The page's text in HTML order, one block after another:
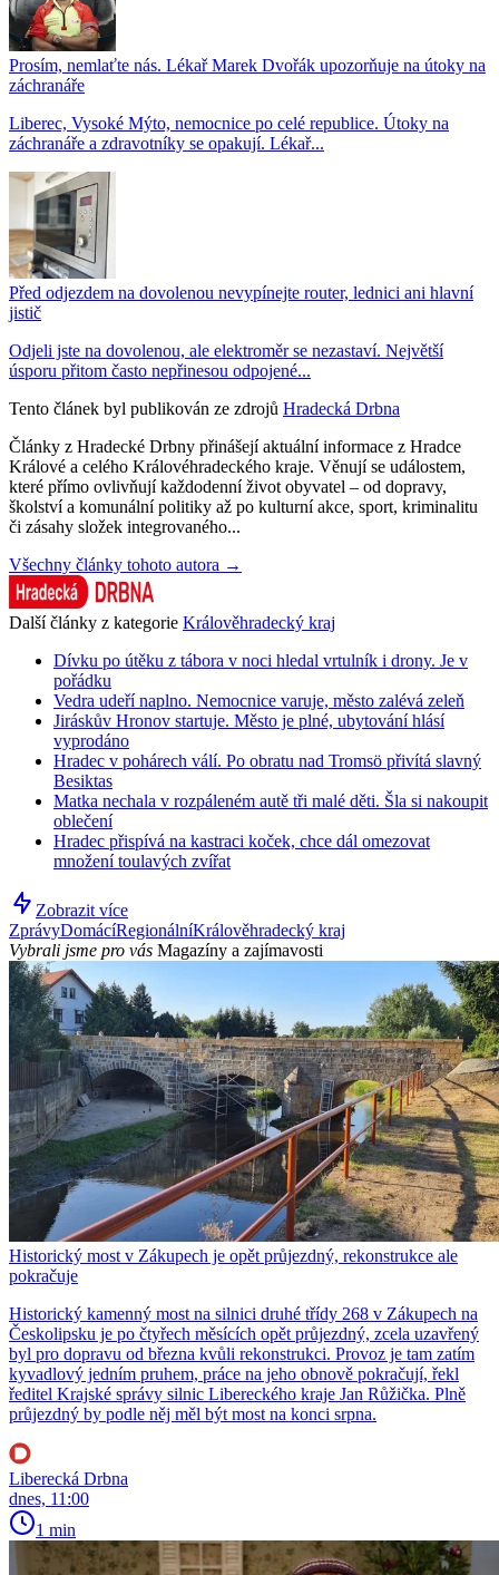
Prosím, nemlaťte nás. Lékař Marek Dvořák upozorňuje na útoky na
záchranáře
Liberec, Vysoké Mýto, nemocnice po celé republice. Útoky na
záchranáře a zdravotníky se opakují. Lékař...
Před odjezdem na dovolenou nevypínejte router, lednici ani hlavní
jistič
Odjeli jste na dovolenou, ale elektroměr se nezastaví. Největší
úsporu přitom často nepřinesou odpojené...
Tento článek byl publikován ze zdrojů Hradecká Drbna
Články z Hradecké Drbny přinášejí aktuální informace z Hradce
Králové a celého Královéhradeckého kraje. Věnují se událostem,
které přímo ovlivňují každodenní život obyvatel – od dopravy,
školství a komunální politiky až po kulturní akce, sport, kriminalitu
či zásahy složek integrovaného...
Všechny články tohoto autora →
Další články z kategorie Králověhradecký kraj
Dívku po útěku z tábora v noci hledal vrtulník i drony. Je v
pořádku
Vedra udeří naplno. Nemocnice varuje, město zalévá zeleň
Jiráskův Hronov startuje. Město je plné, ubytování hlásí
vyprodáno
Hradec v pohárech válí. Po obratu nad Tromsö přivítá slavný
Besiktas
Matka nechala v rozpáleném autě tři malé děti. Šla si nakoupit
oblečení
Hradec přispívá na kastraci koček, chce dál omezovat
množení toulavých zvířat
Zobrazit více
ZprávyDomácíRegionálníKrálověhradecký kraj
Vybrali jsme pro vás Magazíny a zajímavosti
Historický most v Zákupech je opět průjezdný, rekonstrukce ale
pokračuje
Historický kamenný most na silnici druhé třídy 268 v Zákupech na
Českolipsku je po čtyřech měsících opět průjezdný, zcela uzavřený
byl pro dopravu od března kvůli rekonstrukci. Provoz je tam zatím
kyvadlový jedním pruhem, práce na jeho obnově pokračují, řekl
ředitel Krajské správy silnic Libereckého kraje Jan Růžička. Plně
průjezdný by podle něj měl být most na konci srpna.
Liberecká Drbna
dnes, 11:00
1 min